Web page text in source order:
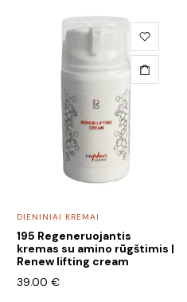
DIENINIAI KREMAI
195 Regeneruojantis
kremas su amino rūgštimis |
Renew lifting cream
39.00 €